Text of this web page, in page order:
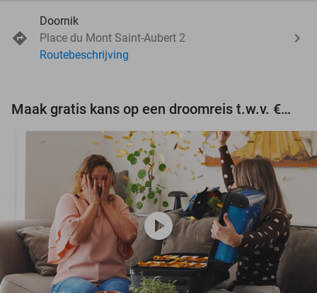
Doornik
Place du Mont Saint-Aubert 2
Routebeschrijving
Maak gratis kans op een droomreis t.w.v. €3.000!
play_circle